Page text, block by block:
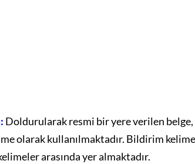
Doldurularak resmi bir yere verilen
olarak kullanılmaktadır. Bildirim
arasında yer almaktadır.